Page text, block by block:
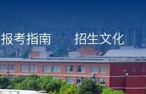
报考指南 招生文化